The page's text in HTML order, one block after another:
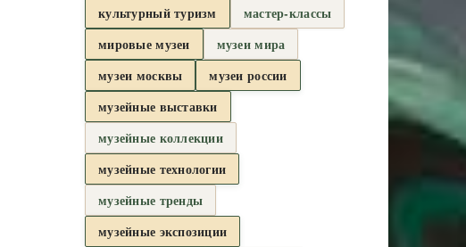
культурный туризм
мастер-классы
мировые музеи
музеи мира
музеи москвы
музеи россии
музейные выставки
музейные коллекции
музейные технологии
музейные тренды
музейные экспозиции